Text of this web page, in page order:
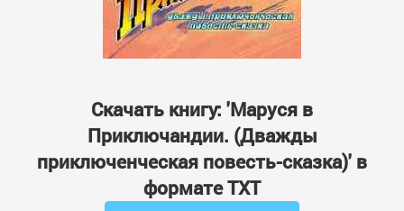
Скачать книгу: 'Маруся в
Приключандии. (Дважды
приключенческая повесть-сказка)' в
формате TXT